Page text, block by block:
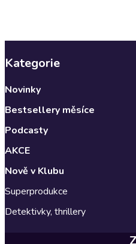
Kategorie
Novinky
Bestsellery měsíce
Podcasty
AKCE
Nově v Klubu
Superprodukce
Detektivky, thrillery